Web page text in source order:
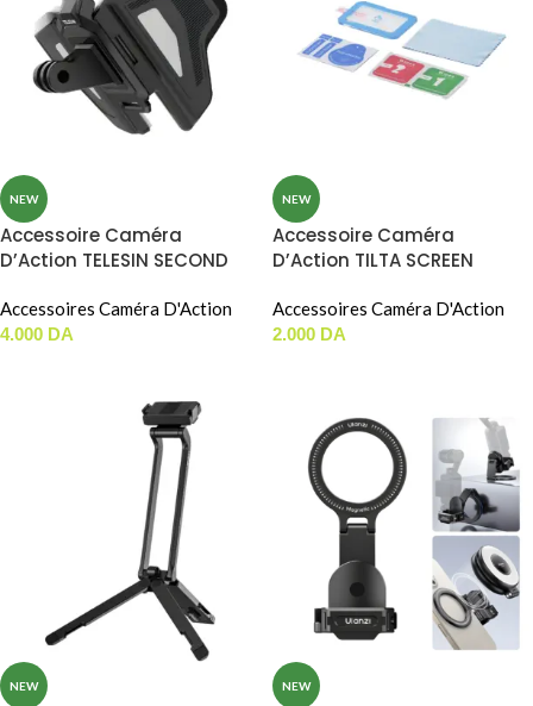
NEW
Accessoire Caméra
D’Action TELESIN SECOND
HELMET BRACKET (GP-HBM-
MT2-YH)
Accessoires Caméra D'Action
4.000 DA
NEW
Accessoire Caméra
D’Action TILTA SCREEN
DJI Pocket 4 (TA-T96-SP)
Accessoires Caméra D'Action
2.000 DA
NEW NEW